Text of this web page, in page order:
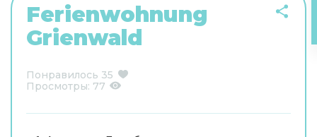
Ferienwohnung
Grienwald
Понравилось 35
Просмотры: 77